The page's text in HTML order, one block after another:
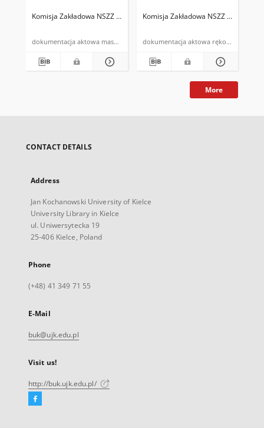
Walnym Zebraniu (…)"
Komisja Zakładowa NSZZ "Solidarność" R.P.G.M. Skarżysko-Kamienna
dokumentacja aktowa maszynopis
Komisja Zakładowa NSZZ
dokumentacja aktowa rękopis
More
CONTACT DETAILS
Address
Jan Kochanowski University of Kielce
University Library in Kielce
ul. Uniwersytecka 19
25-406 Kielce, Poland
Phone
(+48) 41 349 71 55
E-Mail
buk@ujk.edu.pl
Visit us!
http://buk.ujk.edu.pl/
Facebook